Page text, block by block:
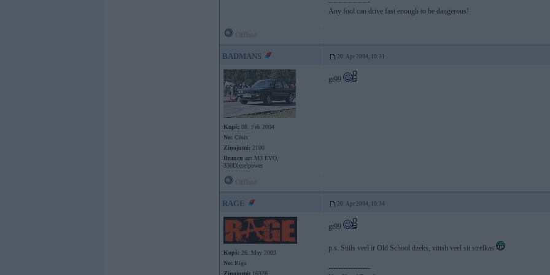
Any fool can drive fast enough to be dangerous!
BADMANS 20. Apr 2004, 10:31
Kopš: 08. Feb 2004
No: Cēsis
Ziņojumi: 2100
Braucu ar: M3 EVO,
330Dieselpower
gt99
RAGE 20. Apr 2004, 10:34
Kopš: 26. May 2003
No: Rīga
Ziņojumi: 16328
gt99
p.s. Stiils veel ir Old School dzeks, vinsh veel sit strelkas
-----------------